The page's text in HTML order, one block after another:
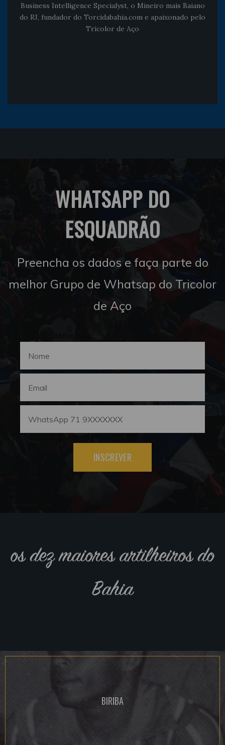
Business Intelligence Specialyst, o Mineiro mais Baiano
do RJ, fundador do Torcidabahia.com e apaixonado pelo
Tricolor de Aço
WHATSAPP DO
ESQUADRÃO
Preencha os dados e faça parte do
melhor Grupo de Whatsap do Tricolor
de Aço
INSCREVER
os dez maiores artilheiros do
Bahia
BIRIBA